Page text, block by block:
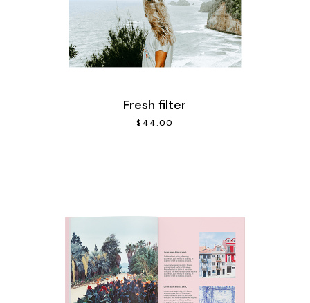
Fresh filter
$ 44.00